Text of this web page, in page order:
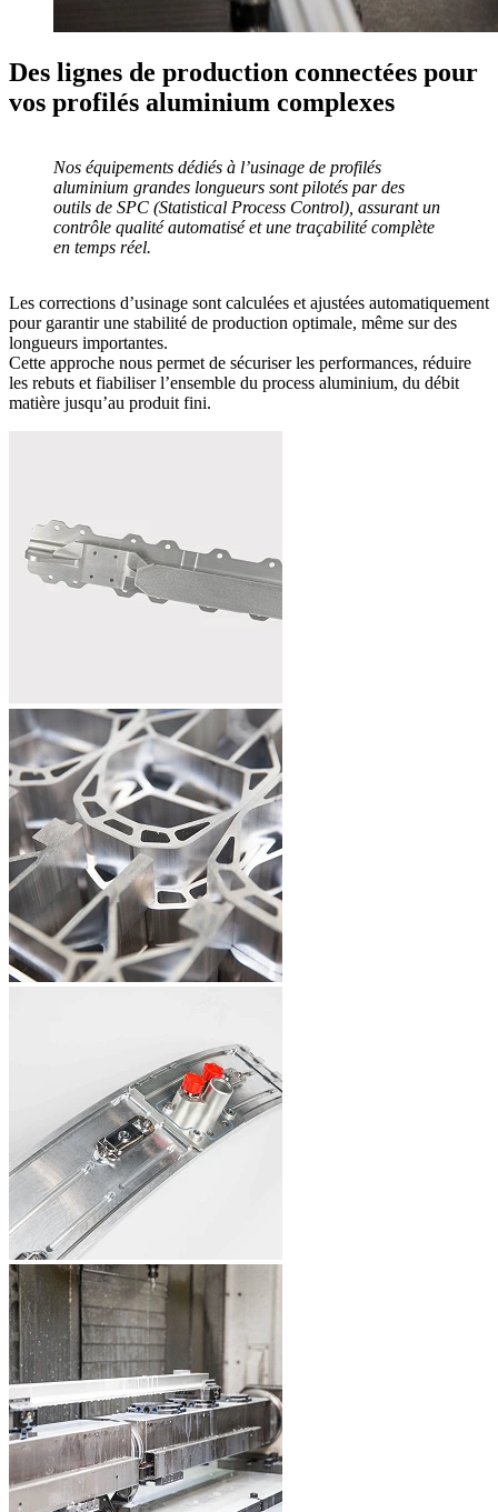
Des lignes de production connectées pour
vos profilés aluminium complexes
Nos équipements dédiés à l’usinage de profilés
aluminium grandes longueurs sont pilotés par des
outils de SPC (Statistical Process Control) , assurant un
contrôle qualité automatisé et une traçabilité complète
en temps réel.
Les corrections d’usinage sont calculées et ajustées automatiquement
pour garantir une stabilité de production optimale, même sur des
longueurs importantes.
Cette approche nous permet de sécuriser les performances, réduire
les rebuts et fiabiliser l’ensemble du process aluminium, du débit
matière jusqu’au produit fini.